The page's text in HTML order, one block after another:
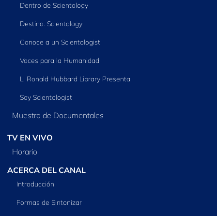
Dentro de Scientology
Destino: Scientology
Conoce a un Scientologist
Voces para la Humanidad
L. Ronald Hubbard Library Presenta
Soy Scientologist
Muestra de Documentales
TV EN VIVO
Horario
ACERCA DEL CANAL
Introducción
Formas de Sintonizar